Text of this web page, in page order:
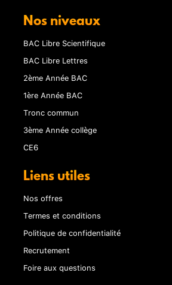
Nos niveaux
BAC Libre Scientifique
BAC Libre Lettres
2ème Année BAC
1ère Année BAC
Tronc commun
3ème Année collège
CE6
Liens utiles
Nos offres
Termes et conditions
Politique de confidentialité
Recrutement
Foire aux questions